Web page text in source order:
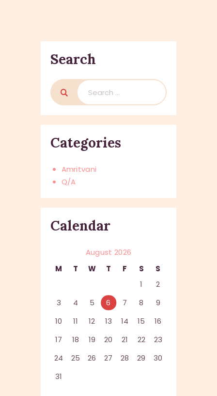
Search
Search
for:
Categories
Amritvani
Q/A
Calendar
August 2026
M
T W T F S
S
1
2
3
4 5 6 7 8
9
10
11 12 13 14 15
16
17
18 19 20 21 22
23
24
25 26 27 28 29
30
31